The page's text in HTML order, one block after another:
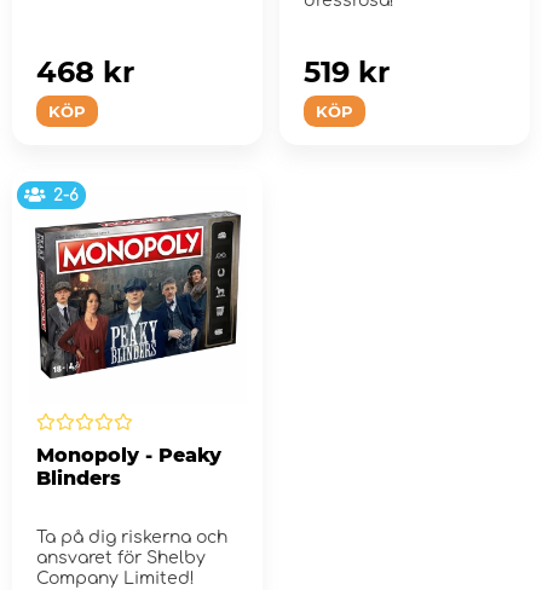
KÖP
468 kr
KÖP
519 kr
2-6
Monopoly - Peaky
Blinders
Ta på dig riskerna och
ansvaret för Shelby
Company Limited!